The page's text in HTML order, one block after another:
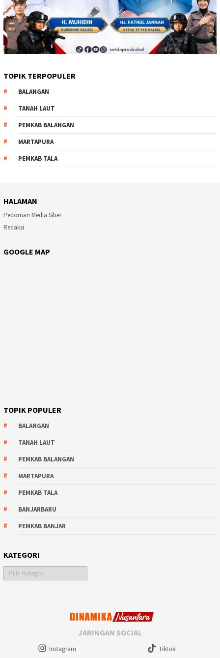
TOPIK TERPOPULER
BALANGAN
TANAH LAUT
PEMKAB BALANGAN
MARTAPURA
PEMKAB TALA
HALAMAN
Pedoman Media Siber
Redaksi
GOOGLE MAP
TOPIK POPULER
BALANGAN
TANAH LAUT
PEMKAB BALANGAN
MARTAPURA
PEMKAB TALA
BANJARBARU
PEMKAB BANJAR
KATEGORI
Kategori
JARINGAN SOCIAL
Instagram Tiktok